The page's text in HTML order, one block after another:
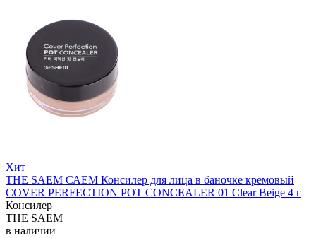
Хит
THE SAEM САЕМ Консилер для лица в баночке кремовый
COVER PERFECTION POT CONCEALER 01 Clear Beige 4 г
Консилер
THE SAEM
в наличии